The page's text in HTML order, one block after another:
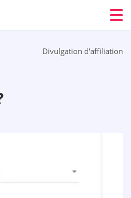
Divulgation d'affiliation